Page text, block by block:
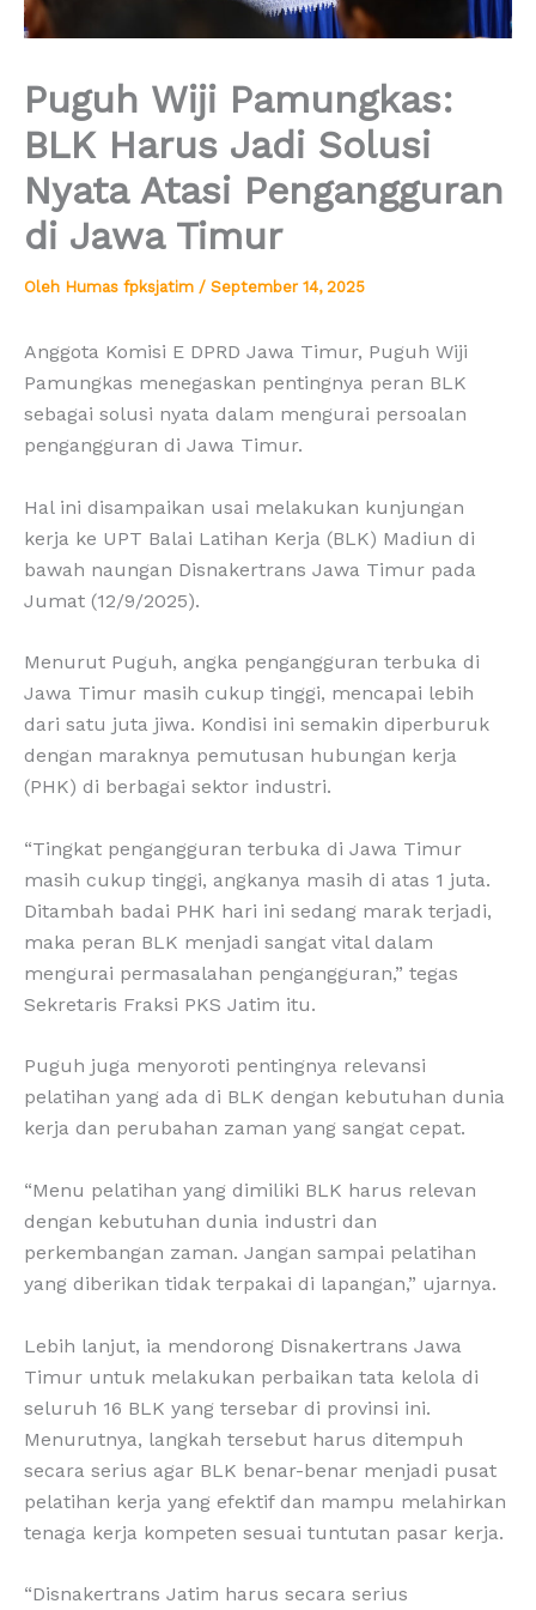
Puguh Wiji Pamungkas:
BLK Harus Jadi Solusi
Nyata Atasi Pengangguran
di Jawa Timur
Oleh Humas fpksjatim / September 14, 2025
Anggota Komisi E DPRD Jawa Timur, Puguh Wiji
Pamungkas menegaskan pentingnya peran BLK
sebagai solusi nyata dalam mengurai persoalan
pengangguran di Jawa Timur.
Hal ini disampaikan usai melakukan kunjungan
kerja ke UPT Balai Latihan Kerja (BLK) Madiun di
bawah naungan Disnakertrans Jawa Timur pada
Jumat (12/9/2025).
Menurut Puguh, angka pengangguran terbuka di
Jawa Timur masih cukup tinggi, mencapai lebih
dari satu juta jiwa. Kondisi ini semakin diperburuk
dengan maraknya pemutusan hubungan kerja
(PHK) di berbagai sektor industri.
“Tingkat pengangguran terbuka di Jawa Timur
masih cukup tinggi, angkanya masih di atas 1 juta.
Ditambah badai PHK hari ini sedang marak terjadi,
maka peran BLK menjadi sangat vital dalam
mengurai permasalahan pengangguran,” tegas
Sekretaris Fraksi PKS Jatim itu.
Puguh juga menyoroti pentingnya relevansi
pelatihan yang ada di BLK dengan kebutuhan dunia
kerja dan perubahan zaman yang sangat cepat.
“Menu pelatihan yang dimiliki BLK harus relevan
dengan kebutuhan dunia industri dan
perkembangan zaman. Jangan sampai pelatihan
yang diberikan tidak terpakai di lapangan,” ujarnya.
Lebih lanjut, ia mendorong Disnakertrans Jawa
Timur untuk melakukan perbaikan tata kelola di
seluruh 16 BLK yang tersebar di provinsi ini.
Menurutnya, langkah tersebut harus ditempuh
secara serius agar BLK benar-benar menjadi pusat
pelatihan kerja yang efektif dan mampu melahirkan
tenaga kerja kompeten sesuai tuntutan pasar kerja.
“Disnakertrans Jatim harus secara serius